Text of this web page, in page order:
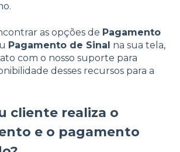
as opções de Pagamento
Pagamento de Sinal na sua tela,
com o nosso suporte para
desses recursos para a
cliente realiza o
e o pagamento